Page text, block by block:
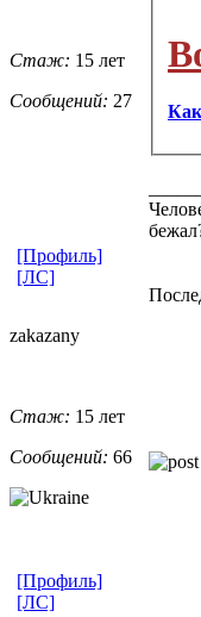
Стаж: 15 лет
Сообщений: 27
[Профиль]
[ЛС]
zakazany
Стаж: 15 лет
Сообщений: 66
[Профиль]
[ЛС]